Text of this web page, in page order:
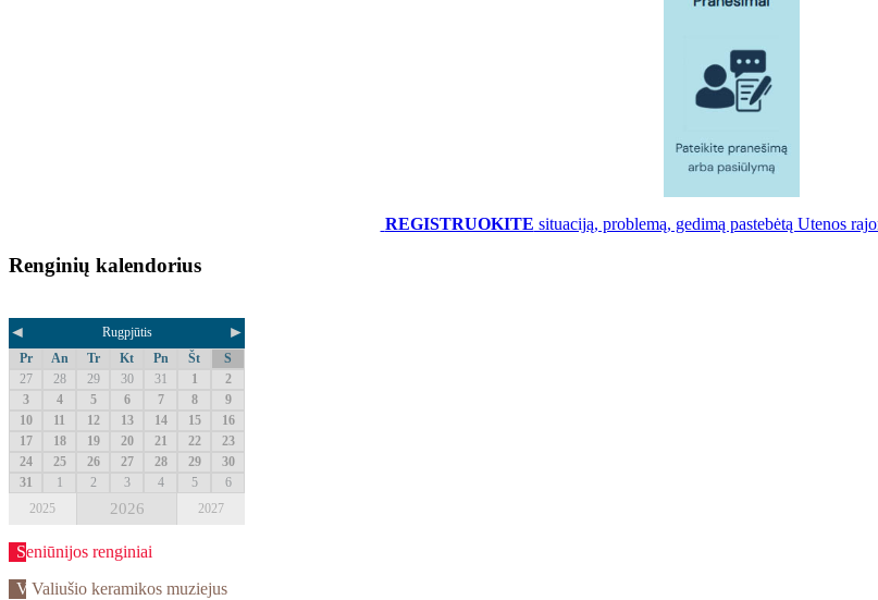
REGISTRUOKITE situaciją, problemą, gedimą pastebėtą Utenos
Renginių kalendorius
◄ Rugpjūtis ►
Pr An Tr Kt Pn Št
S
27
28 29 30 31 1
2
3
4 5 6 7 8
9
10
11 12 13 14 15
16
17
18 19 20 21 22
23
24
25 26 27 28 29
30
31
1 2 3 4 5
6
2025
2026 2027
Seniūnijos renginiai
V.Valiušio keramikos muziejus